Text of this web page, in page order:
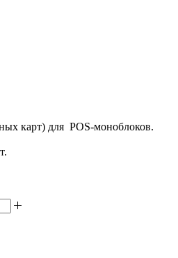
карт) для POS-моноблоков.